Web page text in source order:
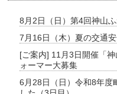
8月2日（日）第4回神山
7月16日（木）夏の交通
[ご案内] 11月3日開催「
ォーマー大募集
6月28日（日）令和8年度